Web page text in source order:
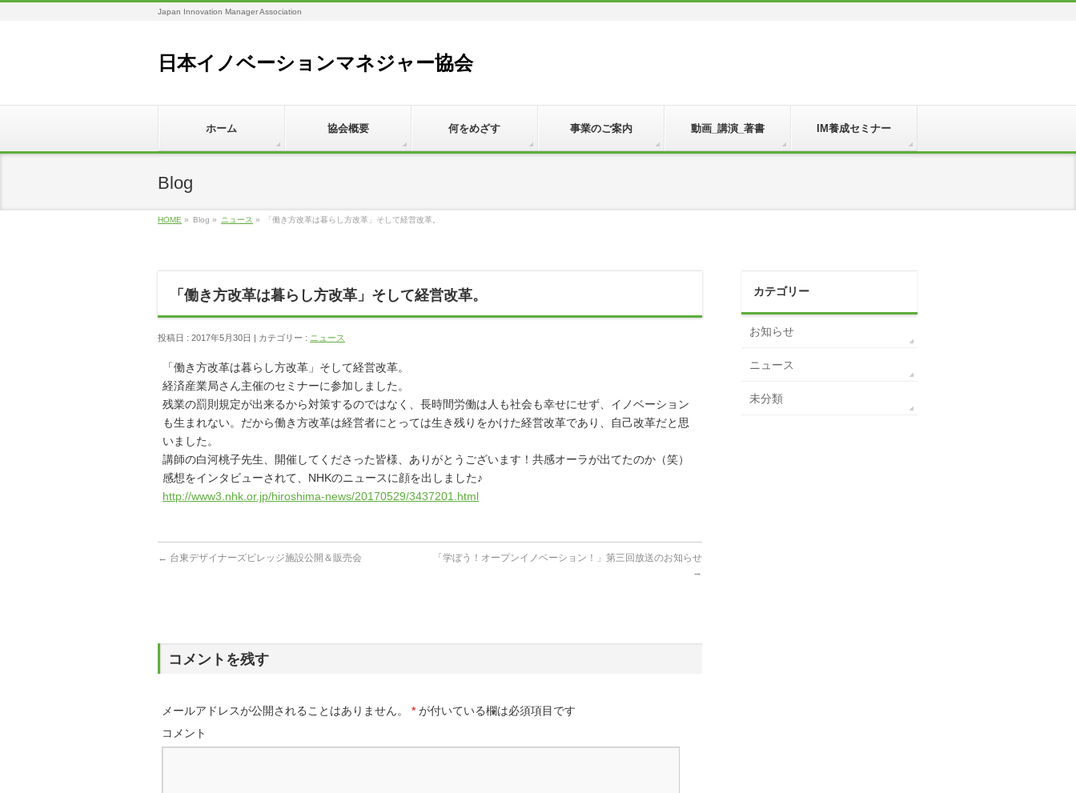
Japan Innovation Manager Association
日本イノベーションマネジャー協会
ホーム 協会概要 何をめざす 事業のご案内 動画_講演_著書 IM養成セミナー
Blog
HOME » Blog » ニュース » 「働き方改革は暮らし方改革」そして経営改革。
「働き方改革は暮らし方改革」そして経営改革。
投稿日 : 2017年5月30日 | カテゴリー : ニュース
「働き方改革は暮らし方改革」そして経営改革。
経済産業局さん主催のセミナーに参加しました。
残業の罰則規定が出来るから対策するのではなく、長時間労働は人も社会も幸せにせず、イノベーション
も生まれない。だから働き方改革は経営者にとっては生き残りをかけた経営改革であり、自己改革だと思
いました。
講師の白河桃子先生、開催してくださった皆様、ありがとうございます！共感オーラが出てたのか（笑）
感想をインタビューされて、NHKのニュースに顔を出しました♪
http://www3.nhk.or.jp/hiroshima-news/20170529/3437201.html
← 台東デザイナーズビレッジ施設公開＆販売会
「学ぼう！オープンイノベーション！」第三回放送のお知らせ
→
コメントを残す
メールアドレスが公開されることはありません。 * が付いている欄は必須項目です
コメント
カテゴリー
お知らせ
ニュース
未分類